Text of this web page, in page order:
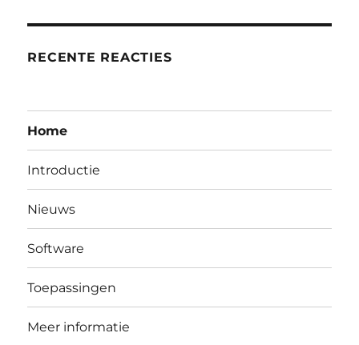
RECENTE REACTIES
Home
Introductie
Nieuws
Software
Toepassingen
Meer informatie